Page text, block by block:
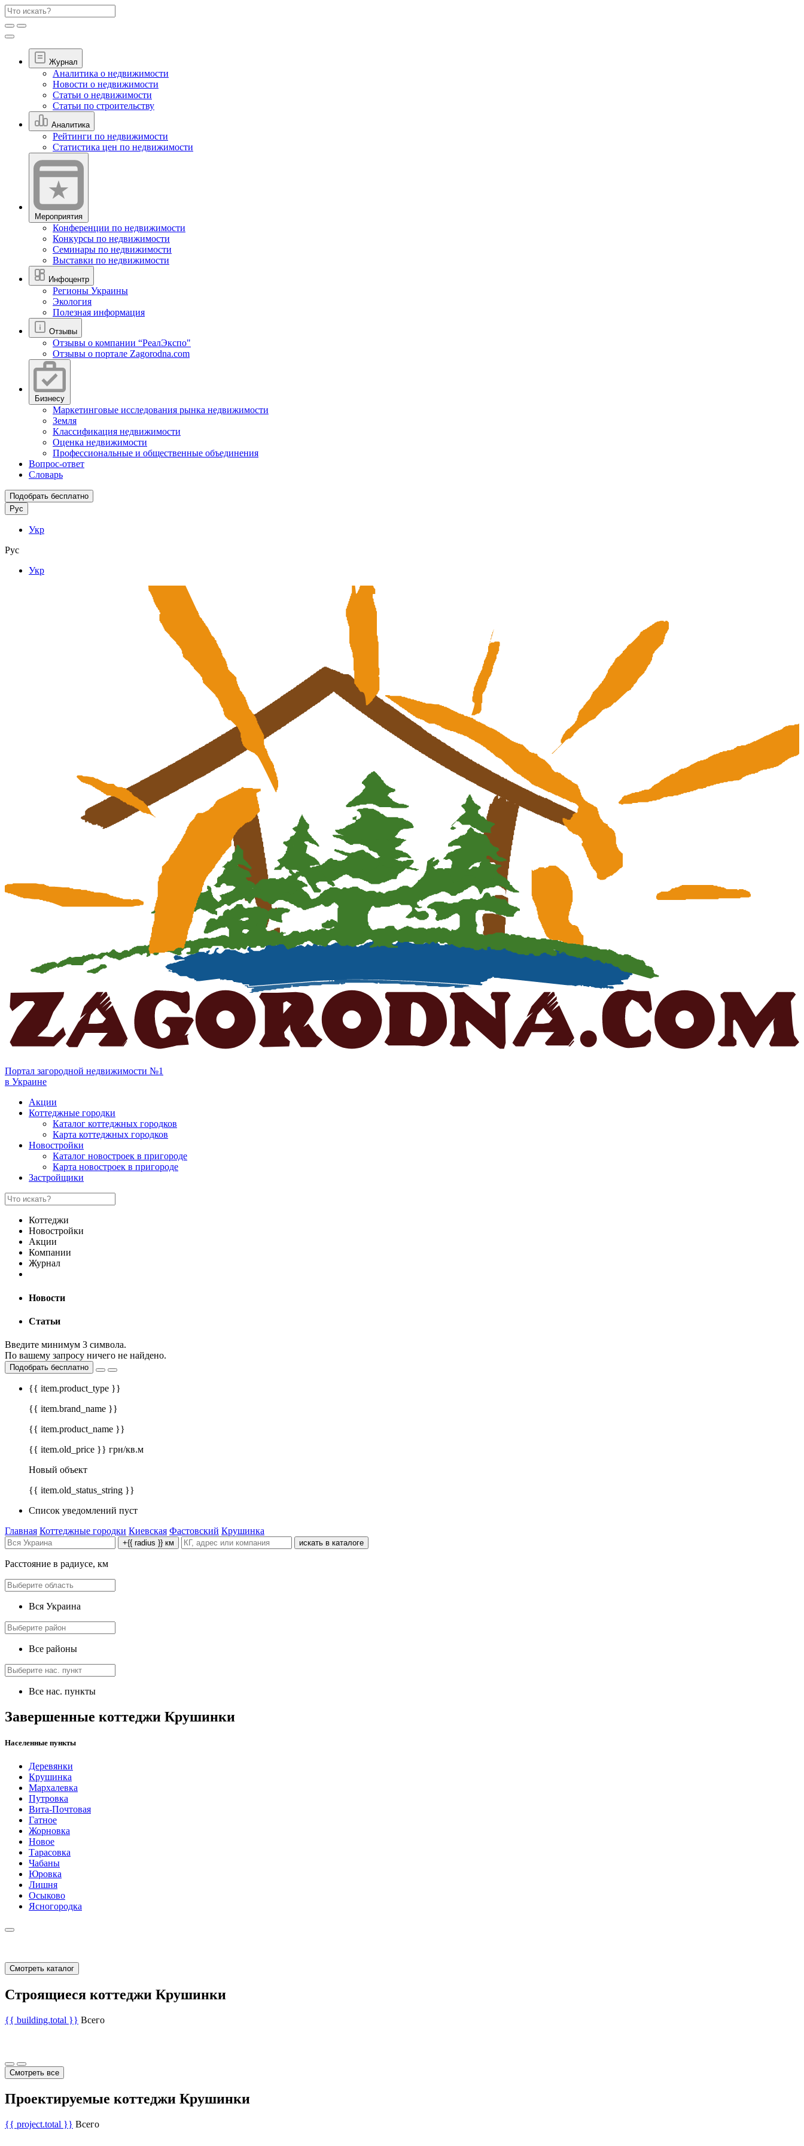
Журнал
Аналитика о недвижимости
Новости о недвижимости
Статьи о недвижимости
Статьи по строительству
Аналитика
Рейтинги по недвижимости
Статистика цен по недвижимости
Мероприятия
Конференции по недвижимости
Конкурсы по недвижимости
Семинары по недвижимости
Выставки по недвижимости
Инфоцентр
Регионы Украины
Экология
Полезная информация
Отзывы
Отзывы о компании “РеалЭкспо"
Отзывы о портале Zagorodna.com
Бизнесу
Маркетинговые исследования рынка недвижимости
Земля
Классификация недвижимости
Оценка недвижимости
Профессиональные и общественные объединения
Вопрос-ответ
Словарь
Подобрать бесплатно
Рус
Укр
Рус
Укр
Портал загородной недвижимости №1
в Украине
Акции
Коттеджные городки
Каталог коттеджных городков
Карта коттеджных городков
Новостройки
Каталог новостроек в пригороде
Карта новостроек в пригороде
Застройщики
Коттеджи
Новостройки
Акции
Компании
Журнал
Новости
Статьи
Введите минимум 3 символа.
По вашему запросу ничего не найдено.
Подобрать бесплатно
{{ item.product_type }}
{{ item.brand_name }}
{{ item.product_name }}
{{ item.old_price }} грн/кв.м
Новый объект
{{ item.old_status_string }}
Список уведомлений пуст
Главная Коттеджные городки Киевская Фастовский Крушинка
+{{ radius }} км искать в каталоге
Расстояние в радиусе, км
Вся Украина
Все районы
Все нас. пункты
Завершенные коттеджи Крушинки
Населенные пункты
Деревянки
Крушинка
Мархалевка
Путровка
Вита-Почтовая
Гатное
Жорновка
Новое
Тарасовка
Чабаны
Юровка
Лишня
Осыково
Ясногородка
Смотреть каталог
Строящиеся коттеджи Крушинки
{{ building.total }} Всего
Смотреть все
Проектируемые коттеджи Крушинки
{{ project.total }} Всего